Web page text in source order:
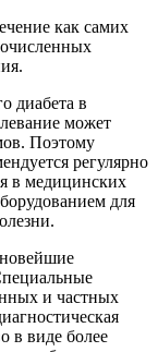
как самих
диабета в
может
Поэтому
регулярно
в медицинских
для
и частных
в виде более